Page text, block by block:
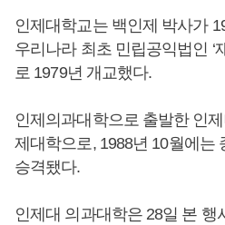
인제대학교는 백인제 박사가
우리나라 최초 민립공익법인 ‘
로 1979년 개교했다.
인제의과대학으로 출발한 인
제대학으로, 1988년 10월에는
승격됐다.
인제대 의과대학은 28일 본 행